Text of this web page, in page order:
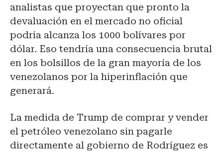
analistas que proyectan que pronto la
devaluación en el mercado no oficial
podría alcanza los 1000 bolívares por
dólar. Eso tendría una consecuencia brutal
en los bolsillos de la gran mayoría de los
venezolanos por la hiperinflación que
generará.
La medida de Trump de comprar y vender
el petróleo venezolano sin pagarle
directamente al gobierno de Rodríguez es